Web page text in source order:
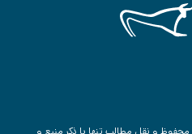
محفوظ و نقل مطالب تنها با ذکر منبع و